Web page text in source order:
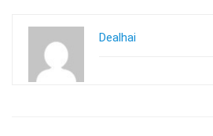
Dealhai